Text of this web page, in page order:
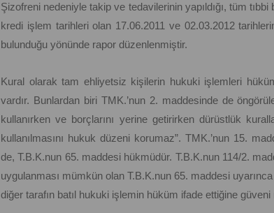
Şizofreni nedeniyle takip ve tedavilerinin yapıldığı, tüm
kredi işlem tarihleri olan 17.06.2011 ve 02.03.2012
bulunduğu yönünde rapor düzenlenmiştir.
Kural olarak tam ehliyetsiz kişilerin hukuki işlemleri
vardır. Bunlardan biri TMK.’nun 2. maddesinde de
kullanırken ve borçlarını yerine getirirken dürüstlük
kullanılmasını hukuk düzeni korumaz”. TMK.’nun 15.
de, T.B.K.nun 65. maddesi hükmüdür. T.B.K.nun 114/2.
uygulanması mümkün olan T.B.K.nun 65. maddesi
diğer tarafın batıl hukuki işlemin hüküm ifade ettiğine